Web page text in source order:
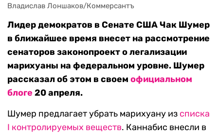
Владислав Лоншаков/Коммерсантъ
Лидер демократов в Сенате США Чак Шумер
в ближайшее время внесет на рассмотрение
сенаторов законопроект о легализации
марихуаны на федеральном уровне. Шумер
рассказал об этом в своем официальном
блоге 20 апреля.
Шумер предлагает убрать марихуану из списка
I контролируемых веществ. Каннабис внесли в